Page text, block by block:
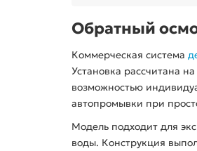
Обратный
Коммерческая система
Установка рассчитана
возможностью
автопромывки при
Модель подходит для
воды. Конструкция